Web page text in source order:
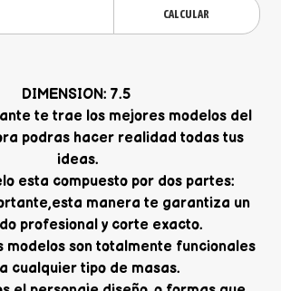
CALCULAR
DIMENSION: 7.5
te trae los mejores modelos del
podras hacer realidad todas tus
ideas.
esta compuesto por dos partes:
manera te garantiza un
profesional y corte exacto.
modelos son totalmente funcionales
cualquier tipo de masas.